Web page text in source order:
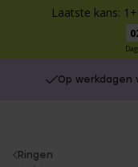
Laatste kans:
Op werkdagen
You
Ringen